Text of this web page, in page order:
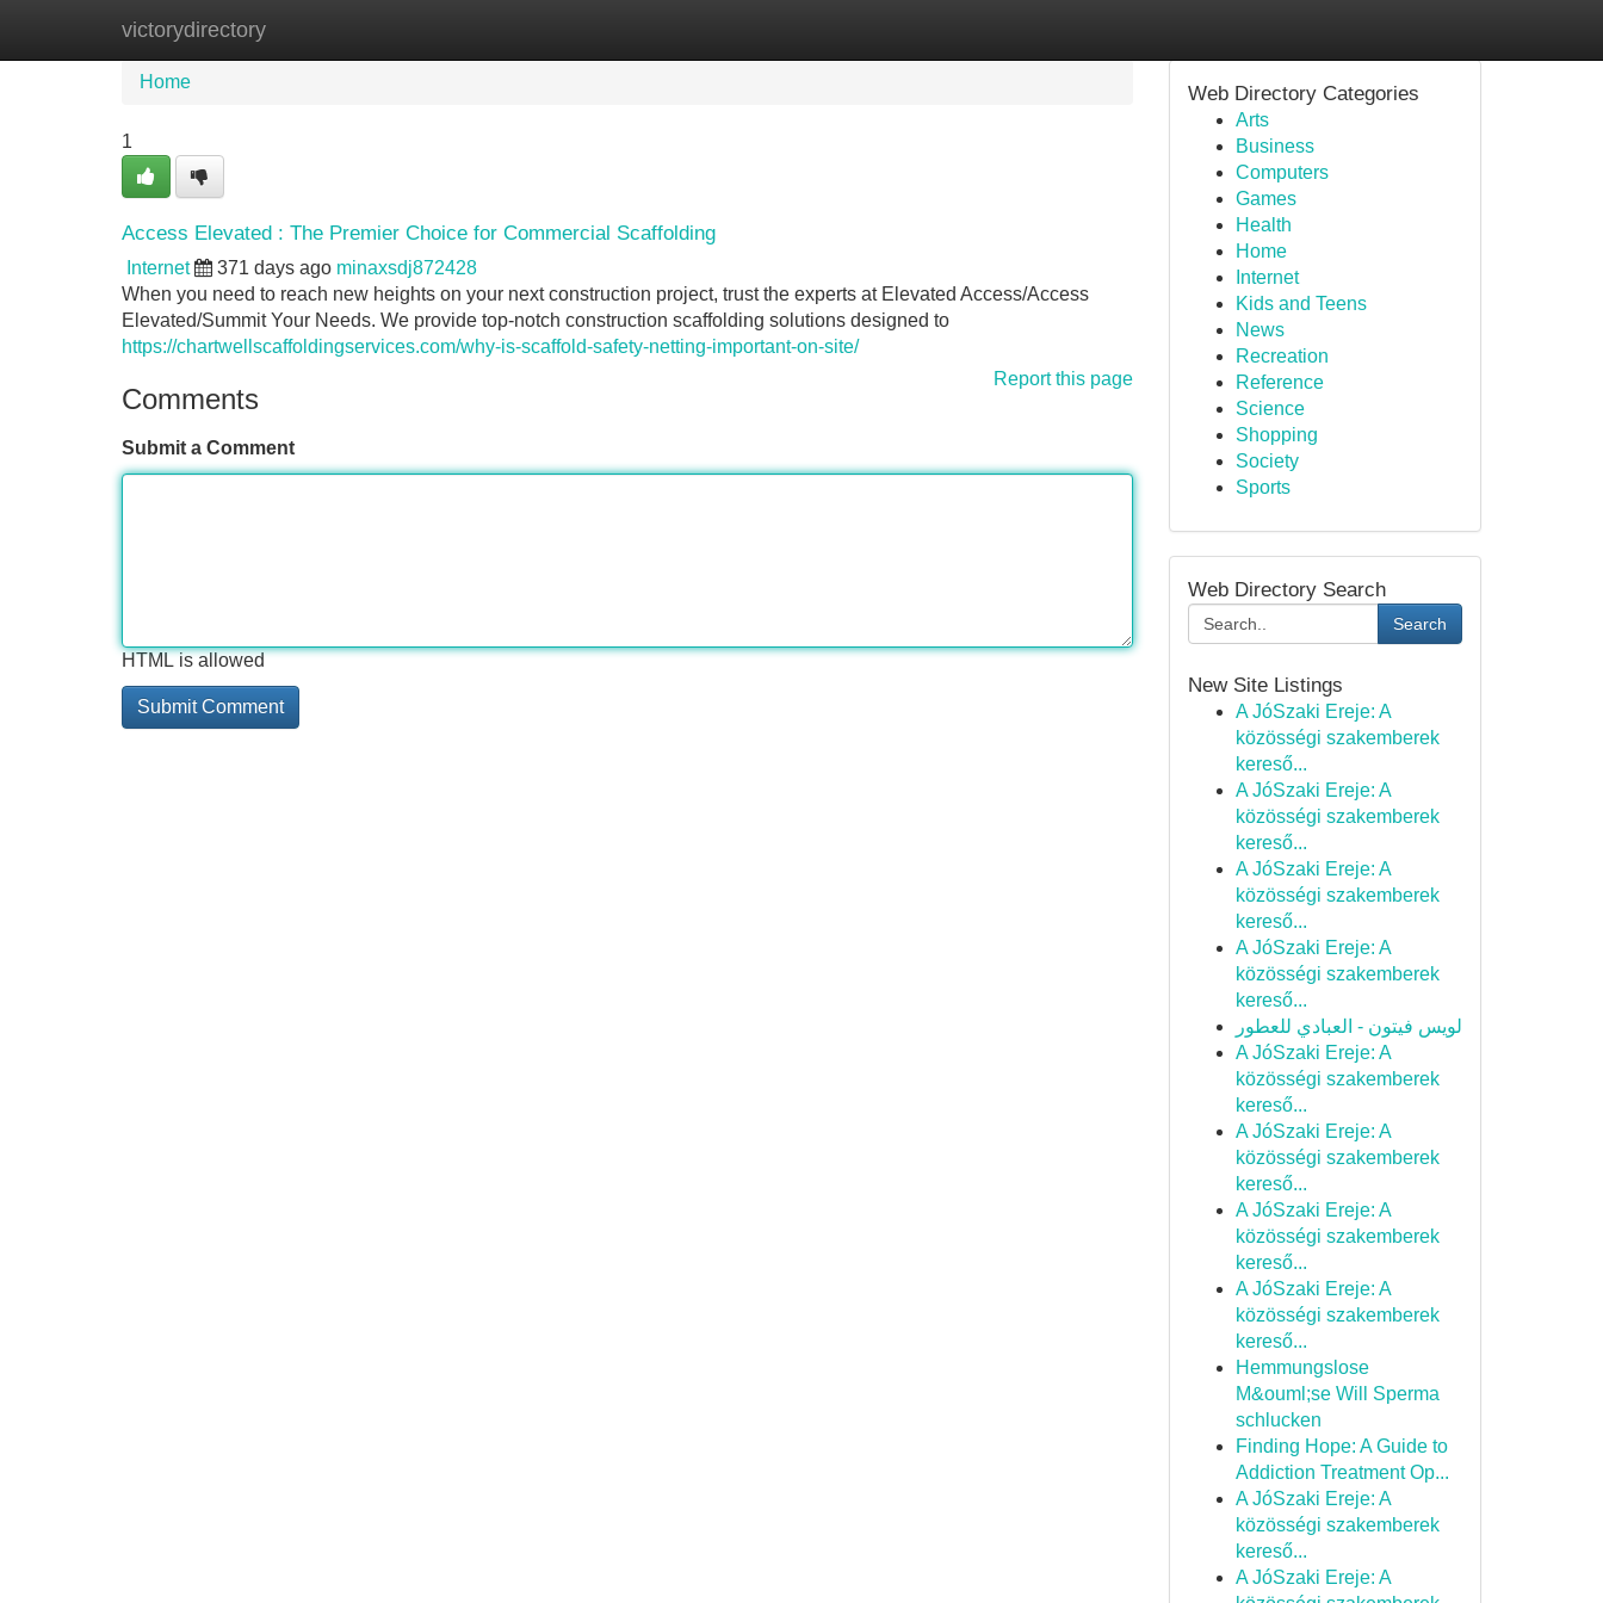
victorydirectory
Home New Site Listings
Home
1
Access Elevated : The Premier Choice for Commercial Scaffolding
Internet 371 days ago minaxsdj872428
When you need to reach new heights on your next construction project, trust the experts at Elevated Access/Access
Elevated/Summit Your Needs. We provide top-notch construction scaffolding solutions designed to
https://chartwellscaffoldingservices.com/why-is-scaffold-safety-netting-important-on-site/
Report this page
Comments
Submit a Comment
HTML is allowed
Web Directory Categories
Arts
Business
Computers
Games
Health
Home
Internet
Kids and Teens
News
Recreation
Reference
Science
Shopping
Society
Sports
Web Directory Search
Search
New Site Listings
A JóSzaki Ereje: A
közösségi szakemberek
kereső...
A JóSzaki Ereje: A
közösségi szakemberek
kereső...
A JóSzaki Ereje: A
közösségi szakemberek
kereső...
A JóSzaki Ereje: A
közösségi szakemberek
kereső...
لويس فيتون - العبادي للعطور
A JóSzaki Ereje: A
közösségi szakemberek
kereső...
A JóSzaki Ereje: A
közösségi szakemberek
kereső...
A JóSzaki Ereje: A
közösségi szakemberek
kereső...
A JóSzaki Ereje: A
közösségi szakemberek
kereső...
Hemmungslose
M&ouml;se Will Sperma
schlucken
Finding Hope: A Guide to
Addiction Treatment Op...
A JóSzaki Ereje: A
közösségi szakemberek
kereső...
A JóSzaki Ereje: A